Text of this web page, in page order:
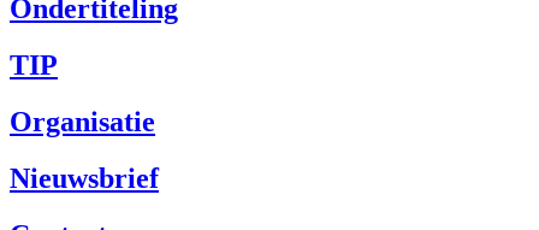
Ondertiteling
TIP
Organisatie
Nieuwsbrief